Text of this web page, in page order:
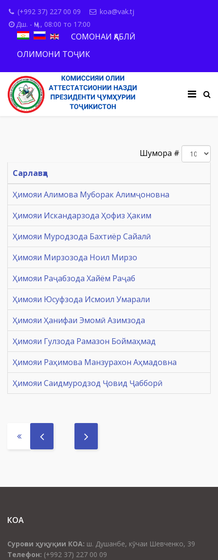
(+992 37) 227 00 09
koa@vak.tj
Дш. - Ҷм., 08:00 то 17:00
СОМОНАИ ҚАБЛӢ
ОЛИМОНИ ТОҶИК
Шумора #
Сарлавҳа
Ҳимояи Алимова Муборак Алимҷоновна
Ҳимояи Искандарзода Ҳофиз Ҳаким
Ҳимояи Муродзода Бахтиёр Сайалӣ
Ҳимояи Мирзозода Ноил Мирзо
Ҳимояи Раҷабзода Хайём Раҷаб
Ҳимояи Юсуфзода Исмоил Умарали
Ҳимояи Ҳанифаи Эмомӣ Азимзода
Ҳимояи Гулзода Рамазон Боймаҳмад
Ҳимояи Раҳимова Манзурахон Аҳмадовна
Ҳимояи Саидмуродзод Ҷовид Ҷабборӣ
КОА
Суроғаи ҳуқуқии КОА: ш. Душанбе, кӯчаи Шевченко, 39
Телефон: (+992 37) 227 00 09